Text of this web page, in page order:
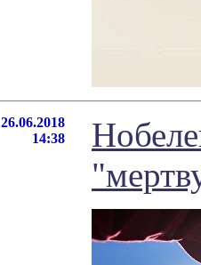
26.06.2018
14:38